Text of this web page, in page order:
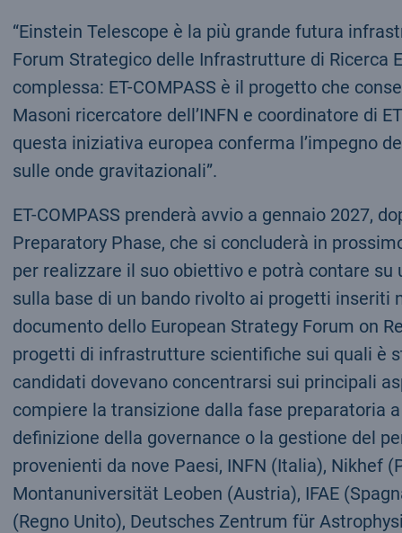
“Einstein Telescope è la più grande futura
Forum Strategico delle Infrastrutture di Ricerca
complessa: ET-COMPASS è il progetto che
Masoni ricercatore dell’INFN e coordinatore di
questa iniziativa europea conferma l’impegno
sulle onde gravitazionali”.
ET-COMPASS prenderà avvio a gennaio 2027,
Preparatory Phase, che si concluderà in
per realizzare il suo obiettivo e potrà contare
sulla base di un bando rivolto ai progetti inseriti
documento dello European Strategy Forum on
progetti di infrastrutture scientifiche sui quali è
candidati dovevano concentrarsi sui principali
compiere la transizione dalla fase preparatoria
definizione della governance o la gestione del
provenienti da nove Paesi, INFN (Italia), Nikhef
Montanuniversität Leoben (Austria), IFAE
(Regno Unito), Deutsches Zentrum für